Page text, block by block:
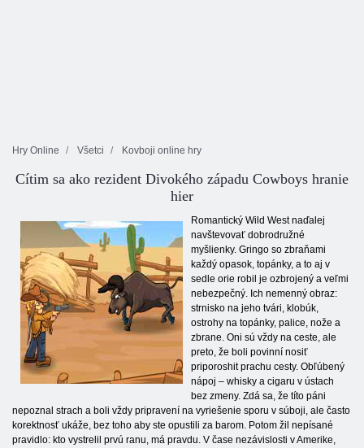
Hry Online Všetci Kovboji online hry
Cítim sa ako rezident Divokého západu Cowboys hranie
hier
Romantický Wild West naďalej
navštevovať dobrodružné
myšlienky. Gringo so zbraňami
každý opasok, topánky, a to aj v
sedle orie robil je ozbrojený a veľmi
nebezpečný. Ich nemenný obraz:
strnisko na jeho tvári, klobúk,
ostrohy na topánky, palice, nože a
zbrane. Oni sú vždy na ceste, ale
preto, že boli povinní nosiť
priporoshit prachu cesty. Obľúbený
nápoj – whisky a cigaru v ústach
bez zmeny. Zdá sa, že títo páni
nepoznal strach a boli vždy pripravení na vyriešenie sporu v súboji, ale často
korektnosť ukáže, bez toho aby ste opustili za barom. Potom žil nepísané
pravidlo: kto vystrelil prvú ranu, má pravdu. V čase nezávislosti v Amerike,